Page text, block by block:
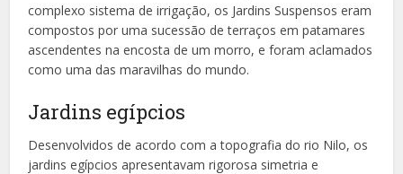
complexo sistema de irrigação, os Jardins Suspensos eram
compostos por uma sucessão de terraços em patamares
ascendentes na encosta de um morro, e foram aclamados
como uma das maravilhas do mundo.
Jardins egípcios
Desenvolvidos de acordo com a topografia do rio Nilo, os
jardins egípcios apresentavam rigorosa simetria e